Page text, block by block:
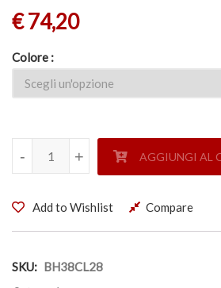
€74,20
Colore
GIBERNA STRIKE PORTA
+
- +
- AGGIUNGI AL
Add to Wishlist Compare
SKU: BH38CL28